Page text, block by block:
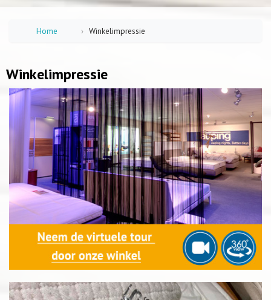
Home Winkelimpressie
Winkelimpressie